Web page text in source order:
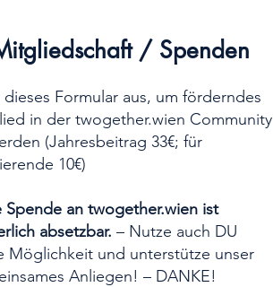
/ Spenden
dieses Formular aus, um förderndes
in der twogether.wien Community
(Jahresbeitrag 33€; für
10€)
Spende an twogether.wien ist
absetzbar. – Nutze auch DU
Möglichkeit und unterstütze unser
Anliegen! – DANKE!